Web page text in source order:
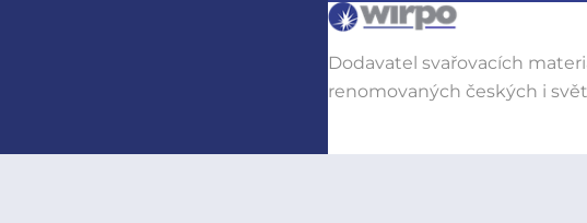
Dodavatel svařovacích
renomovaných českých i